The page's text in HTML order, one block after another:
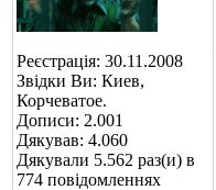
Реєстрація: 30.11.2008
Звідки Ви: Киев,
Корчеватое.
Дописи: 2.001
Дякував: 4.060
Дякували 5.562 раз(и) в
774 повідомленнях